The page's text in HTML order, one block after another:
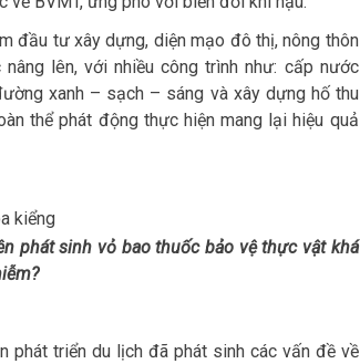
đầu tư xây dựng, diện mạo đô thị, nông thôn
lên, với nhiều công trình như: cấp nước
xanh – sạch – sáng và xây dựng hố thu
thể phát động thực hiện mang lại hiệu quả
kiểng
phát sinh vỏ bao thuốc bảo vệ thực vật khá
phát triển du lịch đã phát sinh các vấn đề về